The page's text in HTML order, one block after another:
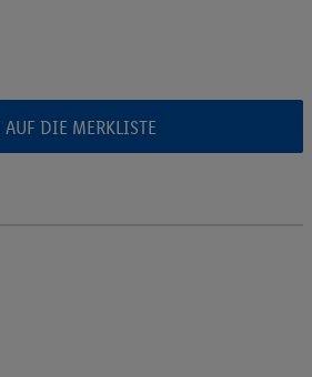
AUF DIE MERKLISTE